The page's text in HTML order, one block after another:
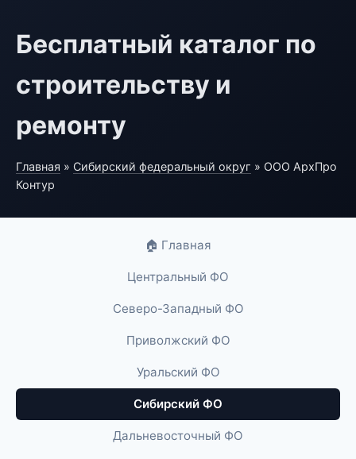
Бесплатный каталог по
строительству и
ремонту
Главная » Сибирский федеральный округ » ООО АрхПро
Контур
🏠 Главная
Центральный ФО
Северо-Западный ФО
Приволжский ФО
Уральский ФО
Сибирский ФО
Дальневосточный ФО